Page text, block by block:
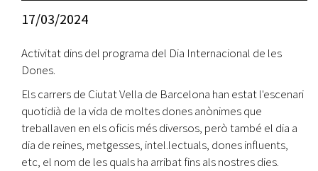
17/03/2024
Activitat dins del programa del Dia Internacional de les
Dones.
Els carrers de Ciutat Vella de Barcelona han estat l'escenari
quotidià de la vida de moltes dones anònimes que
treballaven en els oficis més diversos, però també el dia a
dia de reines, metgesses, intel.lectuals, dones influents,
etc, el nom de les quals ha arribat fins als nostres dies.